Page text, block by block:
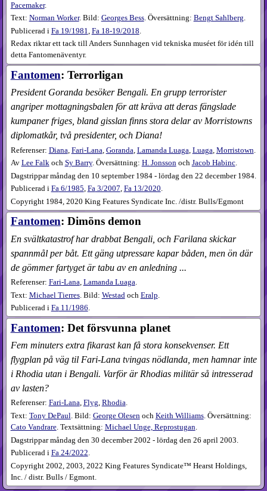
Pacemaker.
Text: Norman Worker. Bild: Georges Bess. Översättning: Bengt Sahlberg.
Publicerad i Fa19​/1981, Fa18-19​/2018.
Redax riktar ett tack till Anders Sunnhagen vid tekniska muséet för idén till
detta Fantomenäventyr.
Fantomen: Terrorligan
President Goranda besöker Bengali. En grupp terrorister
angriper mottagningsbalen för att kräva att deras fängslade
kumpaner friges, bland gisslan finns stora delar av Morristowns
diplomatkår, två presidenter, och Diana!
Referenser: Diana Fari-Lana Goranda Lamanda Luaga Luaga Morristown
Av Lee Falkoch Sy Barry. Översättning: H. Jonssonoch Jacob Habinc.
Dagstrippar måndag den 10 september 1984 - lördag den 22 december 1984.
Publicerad i Fa6​/1985, Fa3​/2007, Fa13​/2020.
Copyright 1984, 2020 King Features Syndicate Inc. /distr. Bulls/Egmont
Fantomen: Dimöns demon
En svältkatastrof har drabbat Bengali, och Farilana skickar
spannmål per båt. Ett gäng utpressare kapar båden, men ön där
de gömmer fartyget är tabu av en anledning ...
Referenser: Fari-Lana, Lamanda Luaga.
Text: Michael Tierres. Bild: Westad och Eralp
Publicerad i Fa11​/1986.
Fantomen: Det försvunna planet
Fem minuters extra fikarast kan få stora konsekvenser. Ett
flygplan på väg til Fari-Lana tvingas nödlanda, men hamnar inte
i Rhodia utan i Bengali. Varför är Rhodias militär så intresserad
av lasten?
Referenser: Fari-Lana, Flyg, Rhodia.
Text: Tony DePaul. Bild: George Olesenoch Keith Williams. Översättning:
Cato Vandrare. Textsättning: Michael Unge, Reprostugan.
Dagstrippar måndag den 30 december 2002 - lördag den 26 april 2003.
Publicerad i Fa24​/2022.
Copyright 2002, 2003, 2022 King Features Syndicate™ Hearst Holdings,
Inc. / distr. Bulls / Egmont.